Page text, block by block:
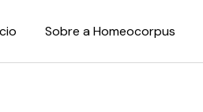
Sobre a Homeocorpus